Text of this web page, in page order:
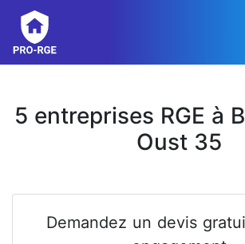
5 entreprises RGE à
Oust 35
Demandez un devis